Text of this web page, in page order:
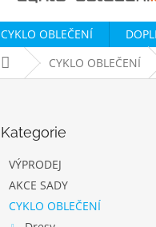
CYKLO OBLEČENÍ
Domů CYKLO OBLEČENÍ
kategorie
Kategorie
VÝPRODEJ
AKCE SADY
CYKLO OBLEČENÍ